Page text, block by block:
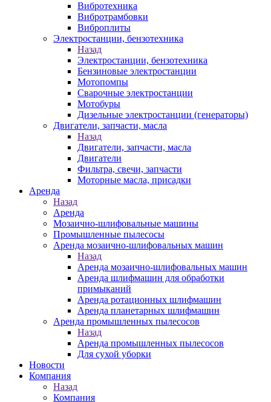
Вибротехника
Вибротрамбовки
Виброплиты
Электростанции, бензотехника
Назад
Электростанции, бензотехника
Бензиновые электростанции
Мотопомпы
Сварочные электростанции
Мотобуры
Дизельные электростанции (генераторы)
Двигатели, запчасти, масла
Назад
Двигатели, запчасти, масла
Двигатели
Фильтра, свечи, запчасти
Моторные масла, присадки
Аренда
Назад
Аренда
Мозаично-шлифовальные машины
Промышленные пылесосы
Аренда мозаично-шлифовальных машин
Назад
Аренда мозаично-шлифовальных машин
Аренда шлифмашин для обработки
примыканий
Аренда ротационных шлифмашин
Аренда планетарных шлифмашин
Аренда промышленных пылесосов
Назад
Аренда промышленных пылесосов
Для сухой уборки
Новости
Компания
Назад
Компания